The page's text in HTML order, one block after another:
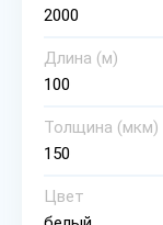
2000
Длина (м)
100
Толщина (мкм)
150
Цвет